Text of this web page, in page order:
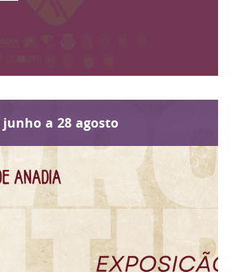
junho a 28 agosto